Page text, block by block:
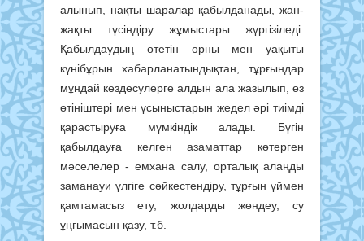
алынып, нақты шаралар қабылданады, жан-
жақты түсіндіру жұмыстары жүргізіледі.
Қабылдаудың өтетін орны мен уақыты
күнібұрын хабарланатындықтан, тұрғындар
мұндай кездесулерге алдын ала жазылып, өз
өтініштері мен ұсыныстарын жедел әрі тиімді
қарастыруға мүмкіндік алады. Бүгін
қабылдауға келген азаматтар көтерген
мәселелер - емхана салу, орталық алаңды
заманауи үлгіге сәйкестендіру, тұрғын үймен
қамтамасыз ету, жолдарды жөндеу, су
ұңғымасын қазу, т.б.